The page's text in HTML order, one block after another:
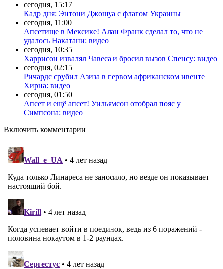
сегодня, 15:17
Кадр дня: Энтони Джошуа с флагом Украины
сегодня, 11:00
Апсетище в Мексике! Алан Франк сделал то, что не
удалось Накатани: видео
сегодня, 10:35
Харрисон извалял Чавеса и бросил вызов Спенсу: видео
сегодня, 02:15
Ричардс срубил Азиза в первом африканском ивенте
Хирна: видео
сегодня, 01:50
Апсет и ещё апсет! Уильямсон отобрал пояс у
Симпсона: видео
Включить комментарии